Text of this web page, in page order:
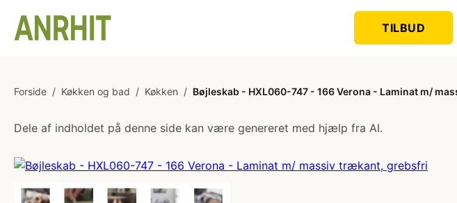
TILBUD
Forside / Køkken og bad / Køkken / Bøjleskab - HXL060-747 - 166 Verona - Laminat m/
Dele af indholdet på denne side kan være genereret med hjælp fra AI.